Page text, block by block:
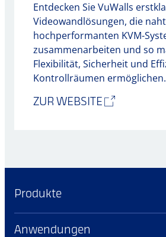
Entdecken Sie VuWalls
Videowandlösungen, die
hochperformanten KVM-
zusammenarbeiten und so
Flexibilität, Sicherheit und
Kontrollräumen ermöglichen.
ZUR WEBSITE
Produkte
Anwendungen